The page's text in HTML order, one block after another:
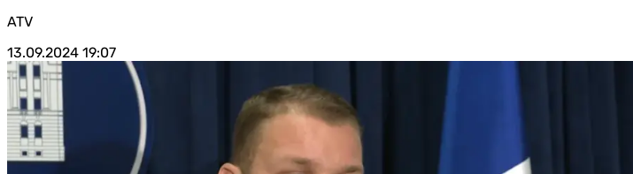
ATV
13.09.2024 19:07